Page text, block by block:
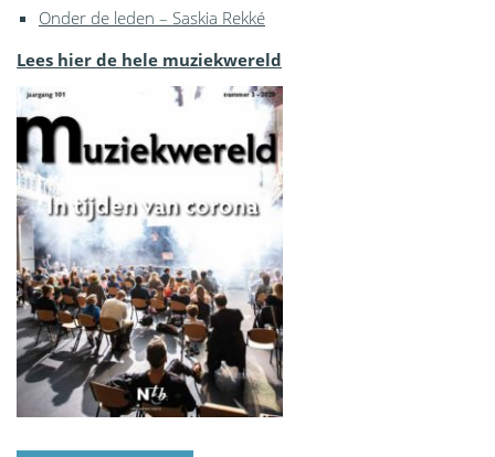
Onder de leden – Saskia Rekké
Lees hier de hele muziekwereld